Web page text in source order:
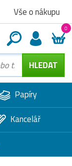
Vše o nákupu
0
Papíry
Kancelář